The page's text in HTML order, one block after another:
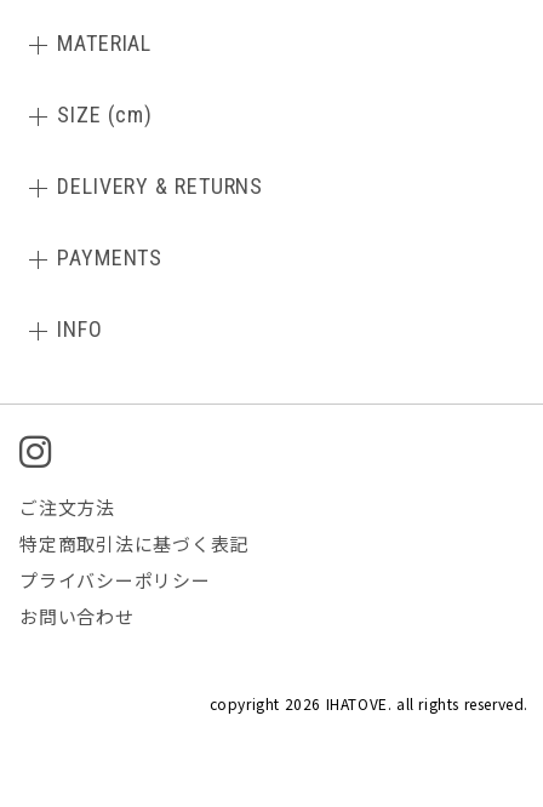
MATERIAL
SIZE (cm)
DELIVERY & RETURNS
PAYMENTS
INFO
ご注文方法
特定商取引法に基づく表記
プライバシーポリシー
お問い合わせ
copyright 2026 IHATOVE. all rights reserved.